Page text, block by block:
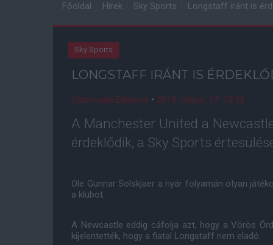
Főoldal Hírek Sky Sports Longstaff iránt is
Sky Sports
LONGSTAFF IRÁNT IS
Csizmadia Edmond • 2019. május. 17. 12:53
A Manchester United a
érdeklődik, a Sky Sports
Ole Gunnar Solskjaer a nyár folyamán olyan
a klubot.
A Newcastle eddig cáfolja azt, hogy a Vörös
kijelentették, hogy a fiatal Longstaff nem eladó.